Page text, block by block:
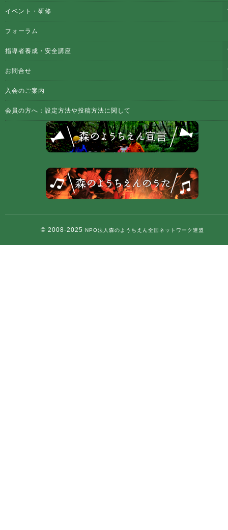
イベント・研修
フォーラム
指導者養成・安全講座
お問合せ
入会のご案内
会員の方へ：設定方法や投稿方法に関して
© 2008-2025 NPO法人森のようちえん全国ネットワーク連盟